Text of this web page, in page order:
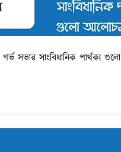
সভার সাংবিধানিক পার্থক্য গুলো